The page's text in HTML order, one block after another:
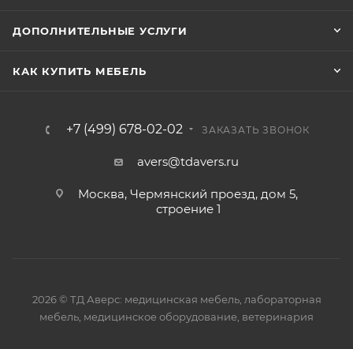
ДОПОЛНИТЕЛЬНЫЕ УСЛУГИ
КАК КУПИТЬ МЕБЕЛЬ
+7 (499) 678-02-02 ЗАКАЗАТЬ ЗВОНОК
avers@tdavers.ru
Москва, Чермянский проезд, дом 5,
строение 1
2026 © ТД Аверс: медицинская мебель, лабораторная
мебель, медицинское оборудование, ветеринария